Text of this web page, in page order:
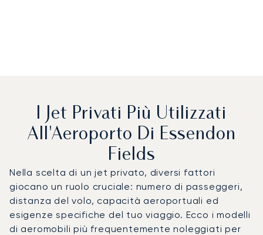
I Jet Privati Più Utilizzati
All'Aeroporto Di Essendon
Fields
Nella scelta di un jet privato, diversi fattori
giocano un ruolo cruciale: numero di passeggeri,
distanza del volo, capacità aeroportuali ed
esigenze specifiche del tuo viaggio. Ecco i modelli
di aeromobili più frequentemente noleggiati per